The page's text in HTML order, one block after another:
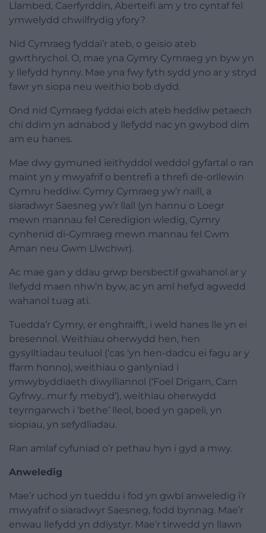
Llambed, Caerfyrddin, Aberteifi am y tro cyntaf fel
ymwelydd chwilfrydig yfory?
Nid Cymraeg fyddai’r ateb, o geisio ateb
gwrthrychol. O, mae yna Gymry Cymraeg yn byw yn
y llefydd hynny. Mae yna fwy fyth sydd yno ar y stryd
fawr yn siopa neu weithio bob dydd.
Ond nid Cymraeg fyddai eich ateb heddiw petaech
chi ddim yn adnabod y llefydd nac yn gwybod dim
am eu hanes.
Mae dwy gymuned ieithyddol weddol gyfartal o ran
maint yn y mwyafrif o bentrefi a threfi de-orllewin
Cymru heddiw. Cymry Cymraeg yw’r naill, a
siaradwyr Saesneg yw’r llall (yn hannu o Loegr
mewn mannau fel Ceredigion wledig, Cymry
cynhenid di-Gymraeg mewn mannau fel Cwm
Aman neu Gwm Llwchwr).
Ac mae gan y ddau grwp bersbectif gwahanol ar y
llefydd maen nhw’n byw, ac yn aml hefyd agwedd
wahanol tuag ati.
Tuedda’r Cymry, er enghraifft, i weld hanes lle yn ei
bresennol. Weithiau oherwydd hen, hen
gysylltiadau teuluol (‘cas ‘yn hen-dadcu ei fagu ar y
ffarm honno), weithiau o ganlyniad i
ymwybyddiaeth diwylliannol (‘Foel Drigarn, Carn
Gyfrwy…mur fy mebyd’), weithiau oherwydd
teyrngarwch i ‘bethe’ lleol, boed yn gapeli, yn
siopiau, yn sefydliadau.
Ran amlaf cyfuniad o’r pethau hyn i gyd a mwy.
Anweledig
Mae’r uchod yn tueddu i fod yn gwbl anweledig i’r
mwyafrif o siaradwyr Saesneg, fodd bynnag. Mae’r
enwau llefydd yn ddiystyr. Mae’r tirwedd yn llawn